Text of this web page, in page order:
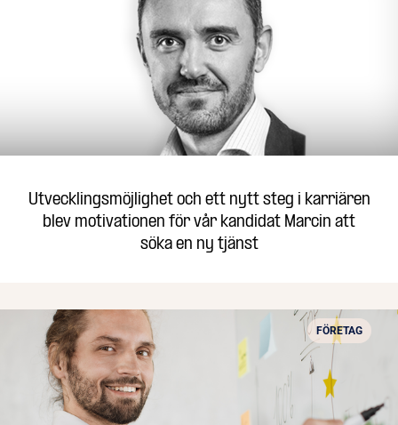
Utvecklingsmöjlighet och ett nytt steg i karriären
blev motivationen för vår kandidat Marcin att
söka en ny tjänst
FÖRETAG